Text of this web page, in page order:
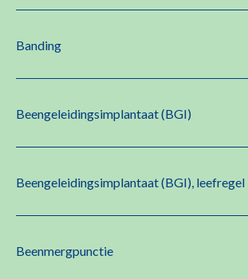
Banding
Beengeleidingsimplantaat (BGI)
Beengeleidingsimplantaat (BGI), leefregel
Beenmergpunctie